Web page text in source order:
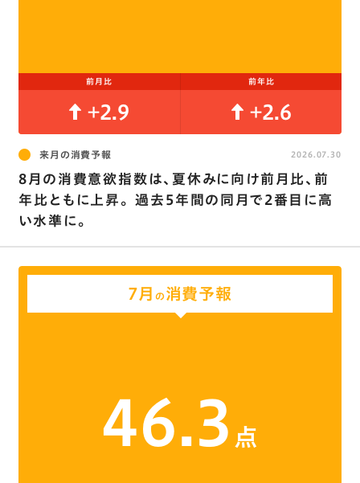
前月比 前年比
+2.9 +2.6
来月の消費予報
8月の消費意欲指数は､夏休みに向け前月比､前
年比ともに上昇。 過去5年間の同月で2番目に高
い水準に。
2026.07.30
7月 の消費予報
46.3 点